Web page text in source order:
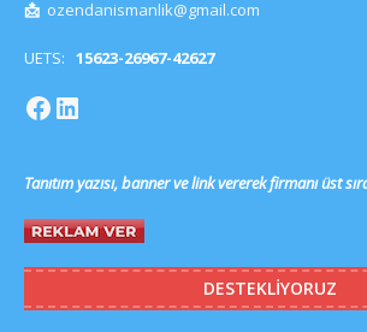
📩 ozendanismanlik@gmail.com
UETS: 15623-26967-42627
Tanıtım yazısı, banner ve link vererek firmanı üst
DESTEKLIYORUZ